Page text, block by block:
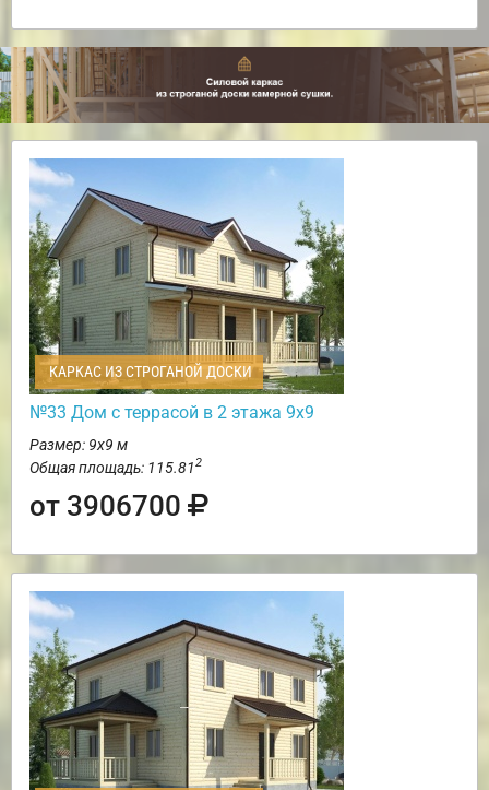
КАРКАС ИЗ СТРОГАНОЙ ДОСКИ
№33 Дом с террасой в 2 этажа 9х9
Размер: 9х9 м
Общая площадь: 115.812
от 3906700